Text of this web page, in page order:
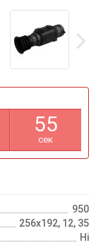
55
сек
950
256х192, 12, 35
Ні